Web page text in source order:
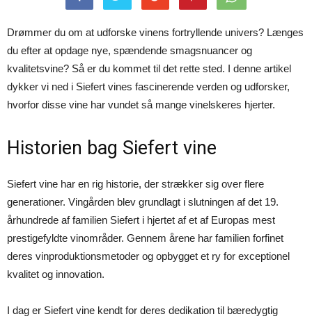
Drømmer du om at udforske vinens fortryllende univers? Længes
du efter at opdage nye, spændende smagsnuancer og
kvalitetsvine? Så er du kommet til det rette sted. I denne artikel
dykker vi ned i Siefert vines fascinerende verden og udforsker,
hvorfor disse vine har vundet så mange vinelskeres hjerter.
Historien bag Siefert vine
Siefert vine har en rig historie, der strækker sig over flere
generationer. Vingården blev grundlagt i slutningen af det 19.
århundrede af familien Siefert i hjertet af et af Europas mest
prestigefyldte vinområder. Gennem årene har familien forfinet
deres vinproduktionsmetoder og opbygget et ry for exceptionel
kvalitet og innovation.
I dag er Siefert vine kendt for deres dedikation til bæredygtig